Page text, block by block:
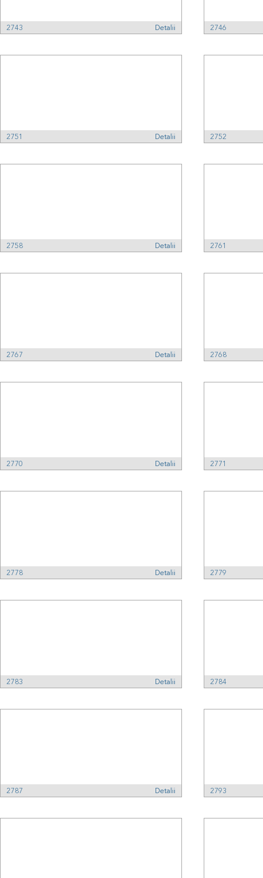
Detalii
2743 2746
Detalii
2751 2752
Detalii
2758 2761
Detalii
2767 2768
Detalii
2770 2771
Detalii
2778 2779
Detalii
2783 2784
Detalii
2787 2793